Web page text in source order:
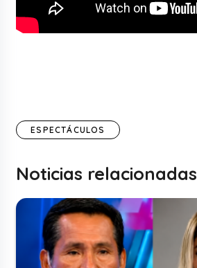
ESPECTÁCULOS
Noticias relacionadas